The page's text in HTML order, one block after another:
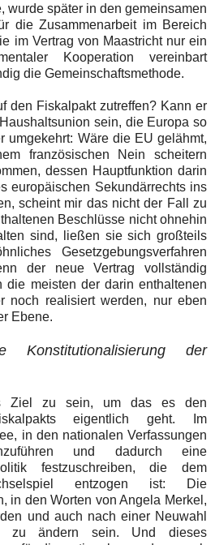
wurde später in den gemeinsamen
die Zusammenarbeit im Bereich
im Vertrag von Maastricht nur ein
Kooperation vereinbart
die Gemeinschaftsmethode.
den Fiskalpakt zutreffen? Kann er
sein, die Europa so
umgekehrt: Wäre die EU gelähmt,
französischen Nein scheitern
dessen Hauptfunktion darin
europäischen Sekundärrechts ins
scheint mir das nicht der Fall zu
Beschlüsse nicht ohnehin
sind, ließen sie sich großteils
Gesetzgebungsverfahren
der neue Vertrag vollständig
die meisten der darin enthaltenen
noch realisiert werden, nur eben
Ebene.
der
Ziel zu sein, um das es den
eigentlich geht. Im
in den nationalen Verfassungen
und dadurch eine
festzuschreiben, die dem
entzogen ist: Die
in den Worten von Angela Merkel,
und auch nach einer Neuwahl
zu ändern sein. Und dieses